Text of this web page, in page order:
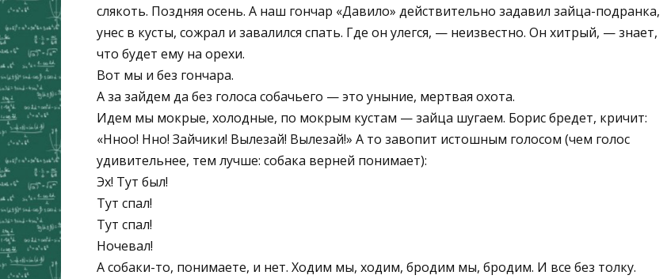
слякоть. Поздняя осень. А наш гончар «Давило» действительно задавил зайца-подранка,
унес в кусты, сожрал и завалился спать. Где он улегся, — неизвестно. Он хитрый, — знает,
что будет ему на орехи.
Вот мы и без гончара.
А за зайдем да без голоса собачьего — это уныние, мертвая охота.
Идем мы мокрые, холодные, по мокрым кустам — зайца шугаем. Борис бредет, кричит:
«Нноо! Нно! Зайчики! Вылезай! Вылезай!» А то завопит истошным голосом (чем голос
удивительнее, тем лучше: собака верней понимает):
Эх! Тут был!
Тут спал!
Тут спал!
Ночевал!
А собаки-то, понимаете, и нет. Ходим мы, ходим, бродим мы, бродим. И все без толку.